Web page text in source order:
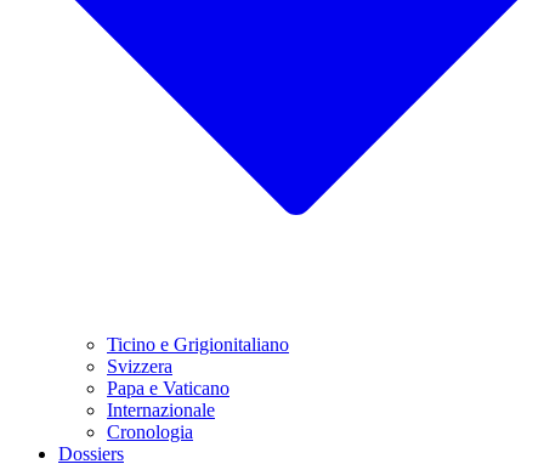
Ticino e Grigionitaliano
Svizzera
Papa e Vaticano
Internazionale
Cronologia
Dossiers